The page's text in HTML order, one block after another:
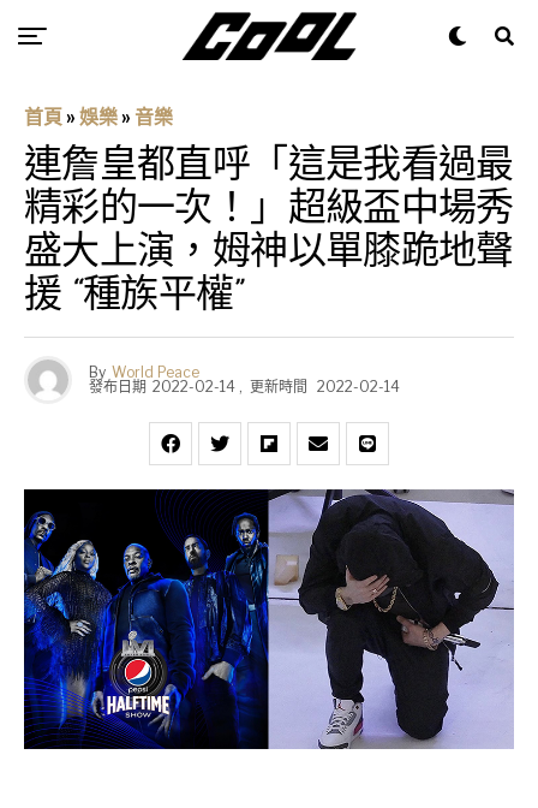
首頁 » 娛樂 » 音樂
連詹皇都直呼「這是我看過最
精彩的一次！」超級盃中場秀
盛大上演，姆神以單膝跪地聲
援 “種族平權”
By World Peace
發布日期 2022-02-14 , 更新時間 2022-02-14